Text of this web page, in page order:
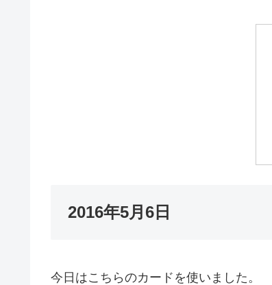
2016年5月6日
今日はこちらのカードを使いました。